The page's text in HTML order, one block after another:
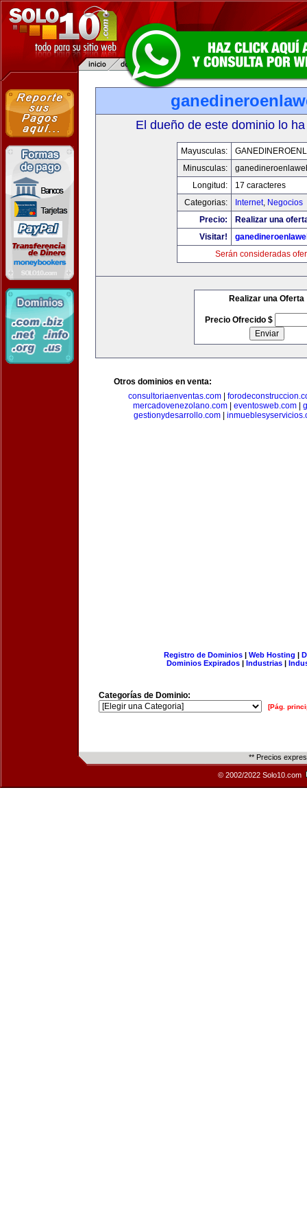
El dueño de este dominio lo
Mayusculas:
Minusculas:
Longitud:
17 caracteres
Categorias:
Internet, Negocios
Precio:
Realizar una
Visitar!
Serán consideradas
Realizar una Oferta
Precio Ofrecido $
Otros dominios en venta:
consultoriaenventas.com
mercadovenezolano.com
eventosweb.com
gestionydesarrollo.com
Registro de Dominios| Web Hosting |
Dominios Expirados | Industrias |
Categorías de Dominio:
[Pág.
** Precios
© 2002/2022 Solo10.com